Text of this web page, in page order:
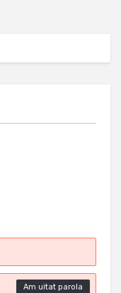
Am uitat parola